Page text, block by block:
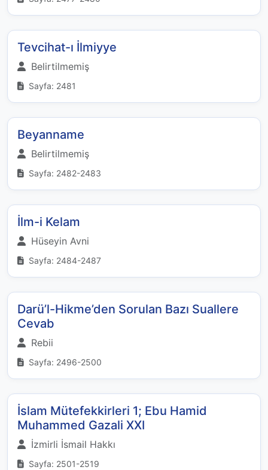
Tevcihat-ı İlmiyye
Belirtilmemiş
Sayfa: 2481
Beyanname
Belirtilmemiş
Sayfa: 2482-2483
İlm-i Kelam
Hüseyin Avni
Sayfa: 2484-2487
Darü’l-Hikme’den Sorulan Bazı Suallere
Cevab
Rebii
Sayfa: 2496-2500
İslam Mütefekkirleri 1; Ebu Hamid
Muhammed Gazali XXI
İzmirli İsmail Hakkı
Sayfa: 2501-2519